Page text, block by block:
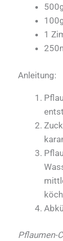
1
Anleitung:
Pflaumen-